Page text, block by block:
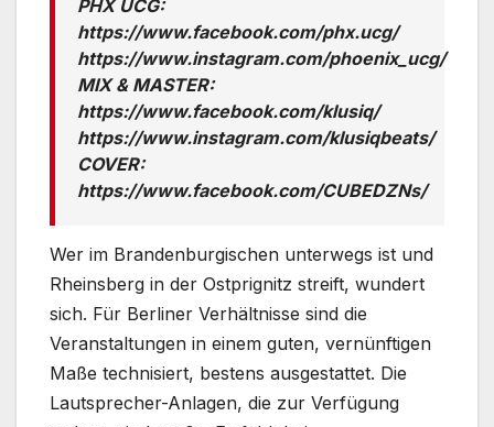
PHX UCG:
https://www.facebook.com/phx.ucg/
https://www.instagram.com/phoenix_ucg/
MIX & MASTER:
https://www.facebook.com/klusiq/
https://www.instagram.com/klusiqbeats/
COVER:
https://www.facebook.com/CUBEDZNs/
Wer im Brandenburgischen unterwegs ist und
Rheinsberg in der Ostprignitz streift, wundert
sich. Für Berliner Verhältnisse sind die
Veranstaltungen in einem guten, vernünftigen
Maße technisiert, bestens ausgestattet. Die
Lautsprecher-Anlagen, die zur Verfügung